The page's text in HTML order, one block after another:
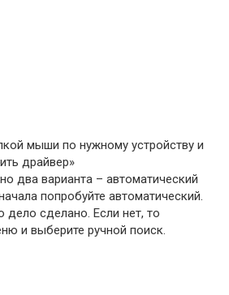
мыши по нужному устройству и
драйвер»
два варианта – автоматический
попробуйте автоматический.
дело сделано. Если нет, то
и выберите ручной поиск.